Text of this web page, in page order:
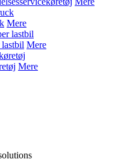
Mere
Mere
Mere